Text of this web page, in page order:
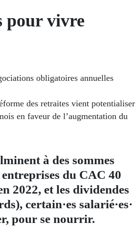
pour vivre
obligatoires annuelles
des retraites vient potentialiser
en faveur de l’augmentation du
à des sommes
du CAC 40
2022, et les dividendes
certain·es salarié·es·
pour se nourrir.